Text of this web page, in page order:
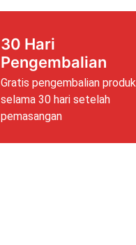
30 Hari
Pengembalian
Gratis pengembalian produk
selama 30 hari setelah
pemasangan